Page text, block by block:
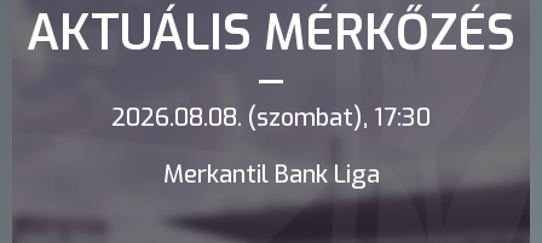
AKTUÁLIS MÉRKŐZÉS
2026.08.08. (szombat), 17:30
Merkantil Bank Liga